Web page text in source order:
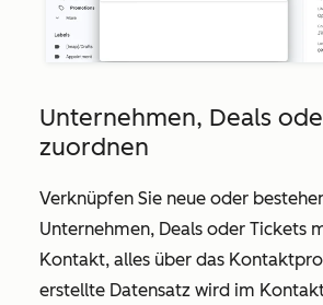
Unternehmen, Deals
zuordnen
Verknüpfen Sie neue oder
Unternehmen, Deals oder Tickets
Kontakt, alles über das
erstellte Datensatz wird im